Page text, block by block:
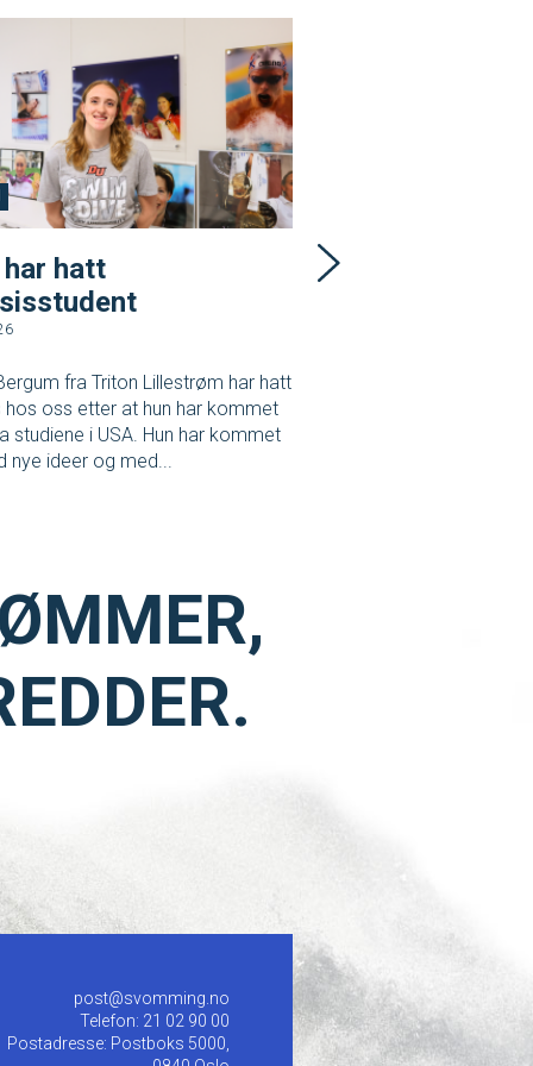
har hatt
fra Triton Lillestrøm har hatt
hos oss etter at hun har kommet
studiene i USA. Hun har kommet
nye ideer og med...
Junior-EM i
post@svomming.no
Telefon: 21 02 90 00
Postadresse: Postboks 5000,